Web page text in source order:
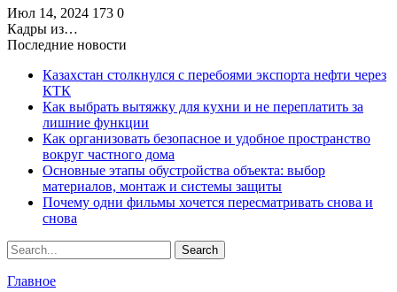
Июл 14, 2024 173 0
Кадры из…
Последние новости
Казахстан столкнулся с перебоями экспорта нефти через
КТК
Как выбрать вытяжку для кухни и не переплатить за
лишние функции
Как организовать безопасное и удобное пространство
вокруг частного дома
Основные этапы обустройства объекта: выбор
материалов, монтаж и системы защиты
Почему одни фильмы хочется пересматривать снова и
снова
Главное